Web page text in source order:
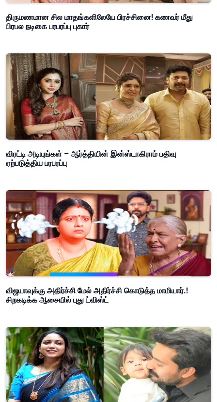
திருமணமான சில மாதங்களிலேயே பிரச்சினை! கணவர் மீது
பிரபல நடிகை பரபரப்பு புகார்
விரட்டி அடியுங்கள் – ஆர்த்தியின் இன்ஸ்டாகிராம் பதிவு
ஏற்படுத்திய பரபரப்பு
விஜயாவுக்கு அதிர்ச்சி மேல் அதிர்ச்சி கொடுத்த மாமியார்.!
சிறகடிக்க ஆசையில் புது ட்விஸ்ட்